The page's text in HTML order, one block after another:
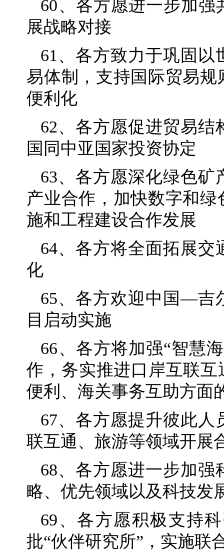
60、各方愿进一步加强
展战略对接
61、各方致力于巩固
易体制，支持国际贸易
便利化
62、各方愿促进贸易
国同中亚国家投资协定
63、各方愿深化绿色
产业合作，加快数字和
施和工程建设合作发展
64、各方将全面拓展
化
65、各方欢迎中国—吉
目启动实施
66、各方将加强“智慧
作，务实推进口岸互联
便利、海关事务互助方面
67、各方愿提升彼此
联互通、旅游等领域开展
68、各方愿进一步加
略、优先领域以及科技发
69、各方愿积极支持
批“伙伴研究所”，实施联